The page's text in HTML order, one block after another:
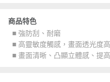
商品特色
■ 強防刮、耐磨
■ 高靈敏度觸感，畫面透光度
■ 畫面清晰、凸顯立體感、提